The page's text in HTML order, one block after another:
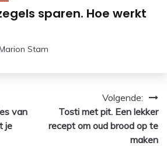
sparen. Hoe werkt
Stam
van
je
Volgende:
Tosti met pit. Een lekker
recept om oud brood op te
maken